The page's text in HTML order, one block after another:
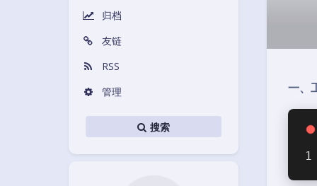
归档
友链
RSS
管理
搜索
一、